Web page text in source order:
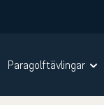
Paragolftävlingar